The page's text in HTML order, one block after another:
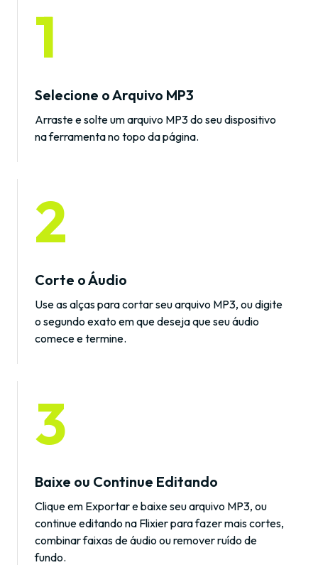
1
Selecione o Arquivo MP3
Arraste e solte um arquivo MP3 do seu dispositivo
na ferramenta no topo da página.
2
Corte o Áudio
Use as alças para cortar seu arquivo MP3, ou digite
o segundo exato em que deseja que seu áudio
comece e termine.
3
Baixe ou Continue Editando
Clique em Exportar e baixe seu arquivo MP3, ou
continue editando na Flixier para fazer mais cortes,
combinar faixas de áudio ou remover ruído de
fundo.